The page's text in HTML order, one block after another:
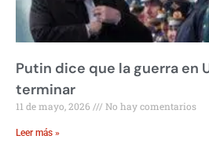
Putin dice que la guerra en
terminar
11 de mayo, 2026 No hay comentarios
Leer más »